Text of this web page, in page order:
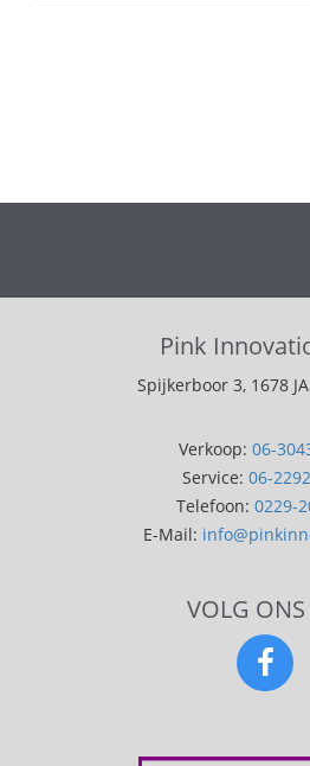
Pink
Spijkerboor 3, 1678
Verkoop: 06-
Service: 06-
Telefoon: 0229-
E-Mail:
VOLG